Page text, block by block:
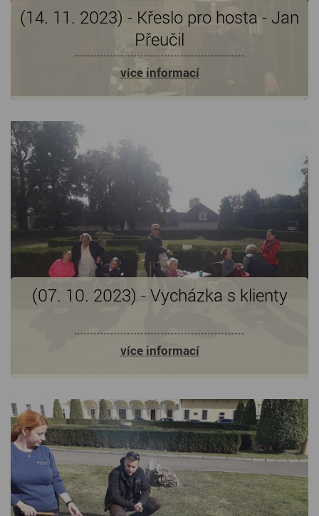
(14. 11. 2023) - Křeslo pro hosta - Jan
Přeučil
více informací
(07. 10. 2023) - Vycházka s klienty
více informací